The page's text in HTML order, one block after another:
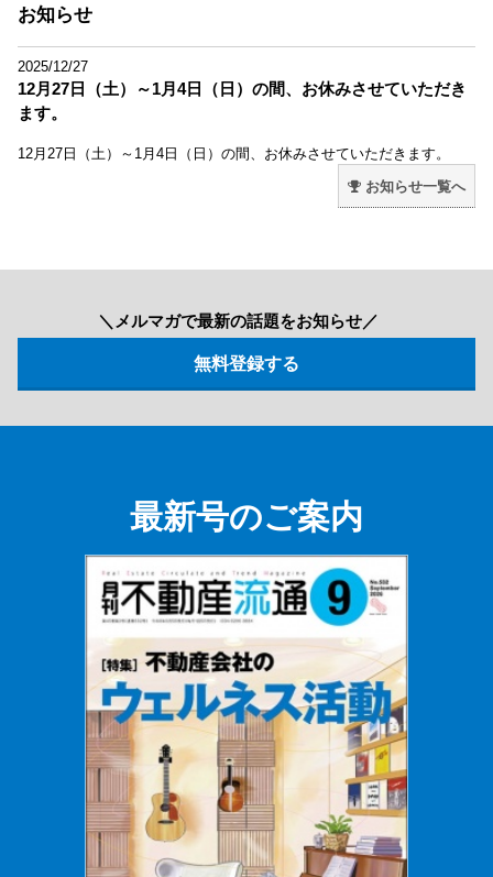
お知らせ
2025/12/27
12月27日（土）～1月4日（日）の間、お休みさせていただき
ます。
12月27日（土）～1月4日（日）の間、お休みさせていただきます。
お知らせ一覧へ
＼メルマガで最新の話題をお知らせ／
最新号のご案内